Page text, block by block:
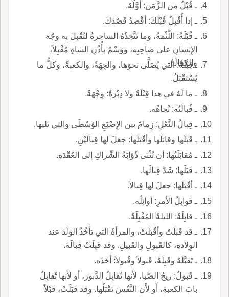
ـ قُبْلُ من الزَّمَن: أوَّلُهُ.
ـ إذا أُقْبِلُ قُبْلَكَ: أقْصِدُ قَصْدَكَ.
ـ قُبْلَةُ: اللَّثْمَةُ، وما تَتَّخِذُهُ الساحِرةُ لتُقْبِلَ به وجْهَ
الإِنسانِ على صاحِبِه، ووَسْمٌ بأُذُنِ الشاةِ مُقْبِلاً،
والكفَالَةُ.
ـ قِبْلَةُ: التي يُصَلَّى نحوَها، والجِهَةُ، والكعبةُ، وكلُّ ما
يُسْتَقْبَلُ.
ـ ما لَهُ في هذا قِبْلَةٌ ولا دِبْرَةٌ: وِجْهَةٌ.
ـ قُبالَتُه: تُجاهُه.
ـ قِبالُ النَّعْلِ: زِمامٌ بين الإِصْبَعِ الوُسْطَى والتي تَليها.
ـ قَبَلَها وقابَلَها وأقْبَلَها: جَعَلَ لها قِبالَيْنِ.
ـ مُقابَلَتُها: أن تُثْنَى ذُؤابَةُ الشِّراكِ إلى العُقْدَةِ.
ـ قَبَلَها: شَدَّ قِبالَها.
ـ أقْبَلَها: جعلَ لها قِبالاً.
ـ قَوابِلُ الأمرِ: أوائِلُه.
ـ قابِلَةُ: الليلةُ المُقْبِلَةُ.
ـ قد قَبَلَتْ وأقْبَلَتْ، والمرأةُ التي تأخُذُ الوَلَدَ عند
الوِلادةِ، كالقَبولِ والقَبيلِ. وقد قَبِلَتْ قِبالَةَ.
ـ تَقَبَّلَهُ وقَبِلَهُ، قَبولاً وقُبولاً: أخَذَه.
ـ قَبولُ: ريحُ الصَّبا، لأَنها تُقابِلُ الدَّبورَ، أو لأَنها تُقابِلُ
بابَ الكعبةِ، أَو لأَن النَّفْسَ تَقْبَلُها. وقد قَبَلَتْ، قَبْلاً